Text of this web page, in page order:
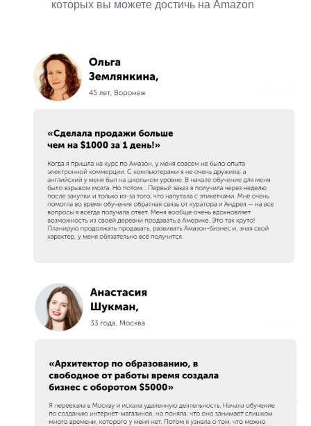
которых вы можете достичь на Amazon